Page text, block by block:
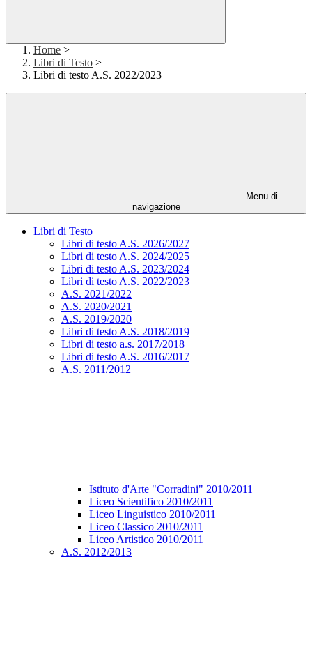
Home >
Libri di Testo >
Libri di testo A.S. 2022/2023
Menu di
navigazione
Libri di Testo
Libri di testo A.S. 2026/2027
Libri di testo A.S. 2024/2025
Libri di testo A.S. 2023/2024
Libri di testo A.S. 2022/2023
A.S. 2021/2022
A.S. 2020/2021
A.S. 2019/2020
Libri di testo A.S. 2018/2019
Libri di testo a.s. 2017/2018
Libri di testo A.S. 2016/2017
A.S. 2011/2012
Istituto d'Arte "Corradini" 2010/2011
Liceo Scientifico 2010/2011
Liceo Linguistico 2010/2011
Liceo Classico 2010/2011
Liceo Artistico 2010/2011
A.S. 2012/2013